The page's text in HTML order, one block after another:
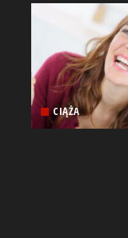
CIĄŻA